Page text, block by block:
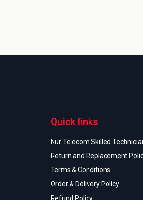
Quick links
Nur Telecom Skilled
Return and Replacement
Terms & Conditions
Order & Delivery Policy
Refund Policy